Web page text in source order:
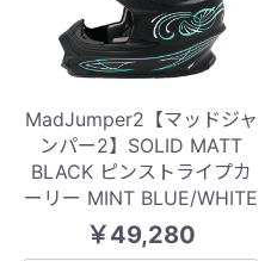
MadJumper2【マッドジャ
ンパー2】SOLID MATT
BLACK ピンストライプカ
ーリー MINT BLUE/WHITE
￥49,280